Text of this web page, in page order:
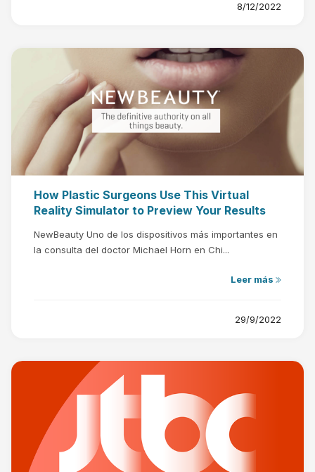
8/12/2022
How Plastic Surgeons Use This Virtual
Reality Simulator to Preview Your Results
NewBeauty Uno de los dispositivos más importantes en
la consulta del doctor Michael Horn en Chi...
Leer más
29/9/2022